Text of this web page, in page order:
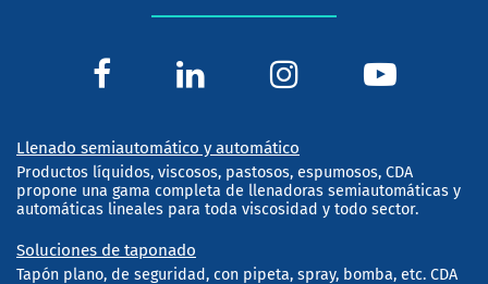
Llenado semiautomático y automático
Productos líquidos, viscosos, pastosos, espumosos, CDA
propone una gama completa de llenadoras semiautomáticas y
automáticas lineales para toda viscosidad y todo sector.
Soluciones de taponado
Tapón plano, de seguridad, con pipeta, spray, bomba, etc. CDA